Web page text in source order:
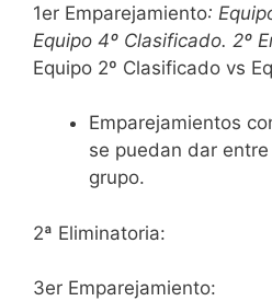
1er Emparejamiento:
Equipo 4º Clasificado. 2º
Equipo 2º Clasificado vs
Emparejamientos
se puedan dar
grupo.
2ª Eliminatoria:
3er Emparejamiento: